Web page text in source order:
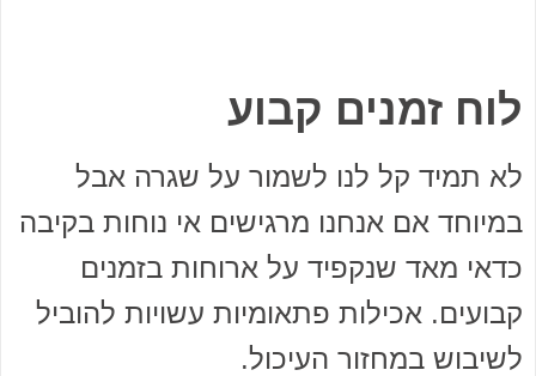
לוח זמנים קבוע
לא תמיד קל לנו לשמור על שגרה אבל
במיוחד אם אנחנו מרגישים אי נוחות בקיבה
כדאי מאד שנקפיד על ארוחות בזמנים
קבועים. אכילות פתאומיות עשויות להוביל
לשיבוש במחזור העיכול.